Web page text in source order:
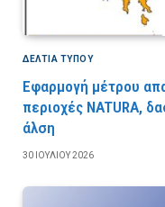
ΔΕΛΤΙΑ ΤΥΠΟΥ
Εφαρμογή μέτρου
περιοχές NATURA,
άλση
30 ΙΟΥΛΊΟΥ 2026